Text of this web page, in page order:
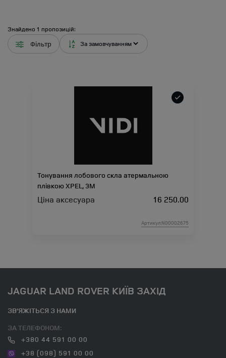
Знайдено 1 пропозицій:
Фільтр
Тонування лобового скла атермальною
плівкою XPEL, 3M
Ціна аксесуара 16 250.00
Артикул:N00002675
JAGUAR LAND ROVER КИЇВ ЗАХІД
ЗВ’ЯЖІТЬСЯ З НАМИ
ЗА ТЕЛЕФОНОМ:
+380 44 591 00 00
+38 (098) 591 00 00